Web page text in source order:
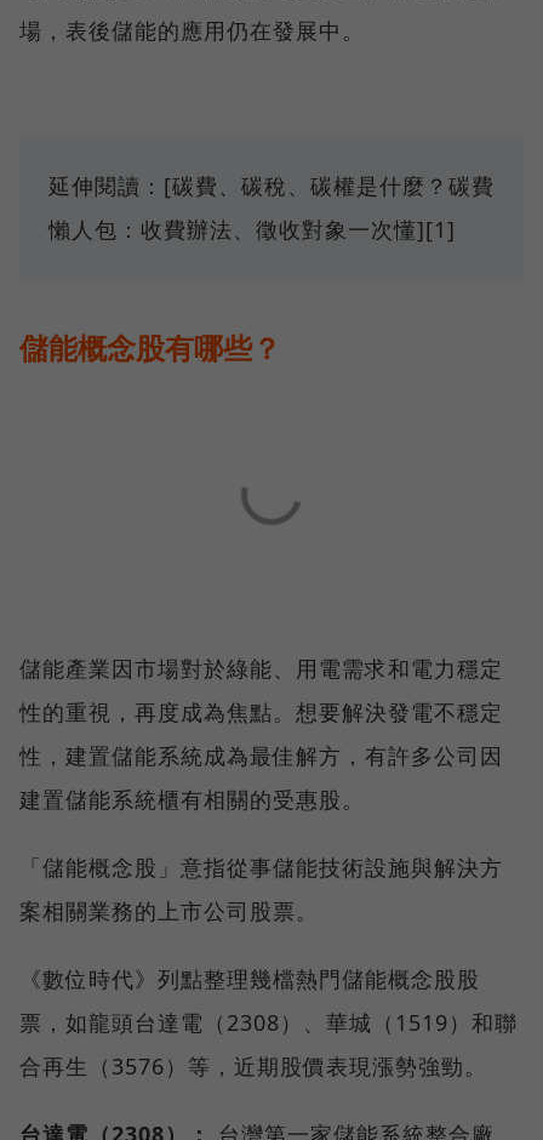
場，表後儲能的應用仍在發展中。
延伸閱讀：[碳費、碳稅、碳權是什麼？碳費
懶人包：收費辦法、徵收對象一次懂][1]
儲能概念股有哪些？
儲能產業因市場對於綠能、用電需求和電力穩定
性的重視，再度成為焦點。想要解決發電不穩定
性，建置儲能系統成為最佳解方，有許多公司因
建置儲能系統櫃有相關的受惠股。
「儲能概念股」意指從事儲能技術設施與解決方
案相關業務的上市公司股票。
《數位時代》列點整理幾檔熱門儲能概念股股
票，如龍頭台達電（2308）、華城（1519）和聯
合再生（3576）等，近期股價表現漲勢強勁。
台達電（2308）： 台灣第一家儲能系統整合廠